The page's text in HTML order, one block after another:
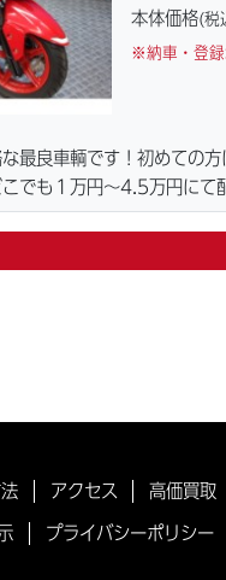
本体価格(税
※納車・登録
最良車輌です！初めての
でも１万円〜4.5万円にて
イヤ・ブレーキパッド・
ラン１万〜ご用意してお
ページにて詳細画像見れま
アクセス 高価買取
プライバシーポリシー